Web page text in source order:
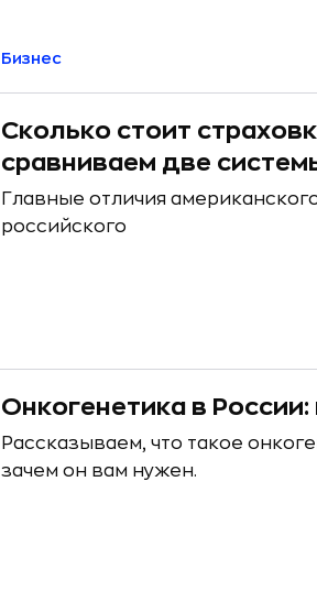
Бизнес
Сколько стоит
сравниваем две
Главные отличия
российского
Онкогенетика в
Рассказываем, что такое
зачем он вам нужен.